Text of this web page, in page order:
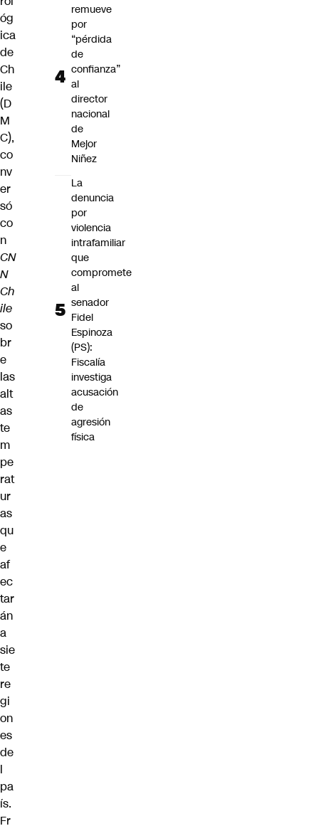
óg
ica
de
Ch
ile
(D
M
C),
co
nv
er
só
co
n
CN
N
Ch
ile
so
br
e
las
alt
as
te
m
pe
rat
ur
as
qu
e
af
ec
tar
án
a
sie
te
re
gi
on
es
de
l
pa
ís.
Fr
remueve
por
“pérdida
de
confianza”
al
director
nacional
de
Mejor
Niñez
La
denuncia
por
violencia
intrafamiliar
que
compromete
al
senador
Fidel
Espinoza
(PS):
Fiscalía
investiga
acusación
de
agresión
física